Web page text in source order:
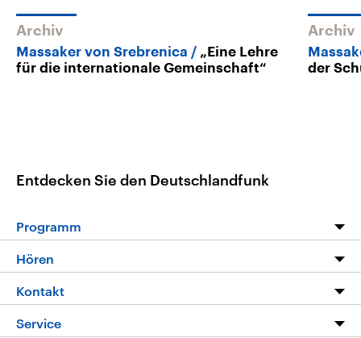
Archiv
Massaker von Srebrenica
„Eine Lehre
für die internationale Gemeinschaft“
Archiv
der
Entdecken Sie den Deutschlandfunk
Programm
Programm
Die Nachrichten
Nachrichtenleicht
Hören
Livestream
Kontakt
Hörerservice
Service